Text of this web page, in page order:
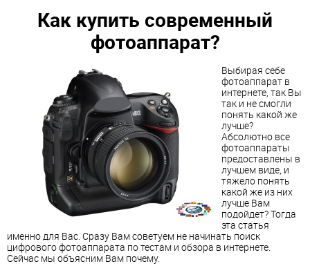
Как купить современный
фотоаппарат?
Выбирая себе
фотоаппарат в
интернете, так Вы
так и не смогли
понять какой же
лучше?
Абсолютно все
фотоаппараты
предоставлены в
лучшем виде, и
тяжело понять
какой же из них
лучше Вам
подойдет? Тогда
эта статья
именно для Вас. Сразу Вам советуем не начинать поиск
цифрового фотоаппарата по тестам и обзора в интернете.
Сейчас мы объясним Вам почему.